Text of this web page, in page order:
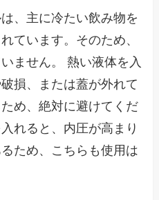
、主に冷たい飲み物を
ています。そのため、
ません。 熱い液体を入
損、または蓋が外れて
め、絶対に避けてくだ
れると、内圧が高まり
ため、こちらも使用は